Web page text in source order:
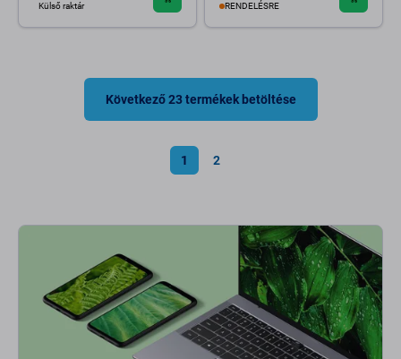
Külső raktár RENDELÉSRE
Következő 23 termékek betöltése
1 2